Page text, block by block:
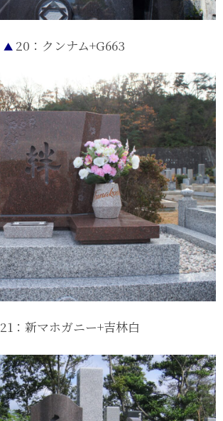
▲20：クンナム+G663
21：新マホガニー+吉林白